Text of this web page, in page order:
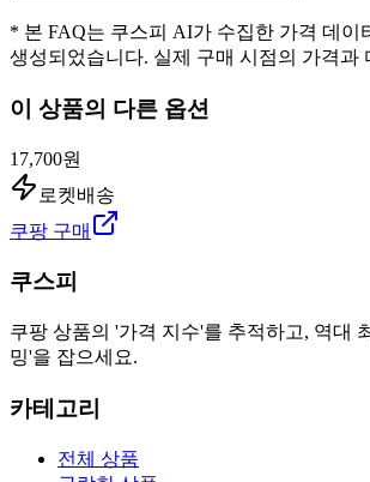
* 본 FAQ는 쿠스피 AI가 수집한 가격 데이
생성되었습니다. 실제 구매 시점의 가격과
이 상품의 다른 옵션
17,700원
로켓배송
쿠팡 구매
쿠스피
쿠팡 상품의 '가격 지수'를 추적하고, 역대
밍'을 잡으세요.
카테고리
전체 상품